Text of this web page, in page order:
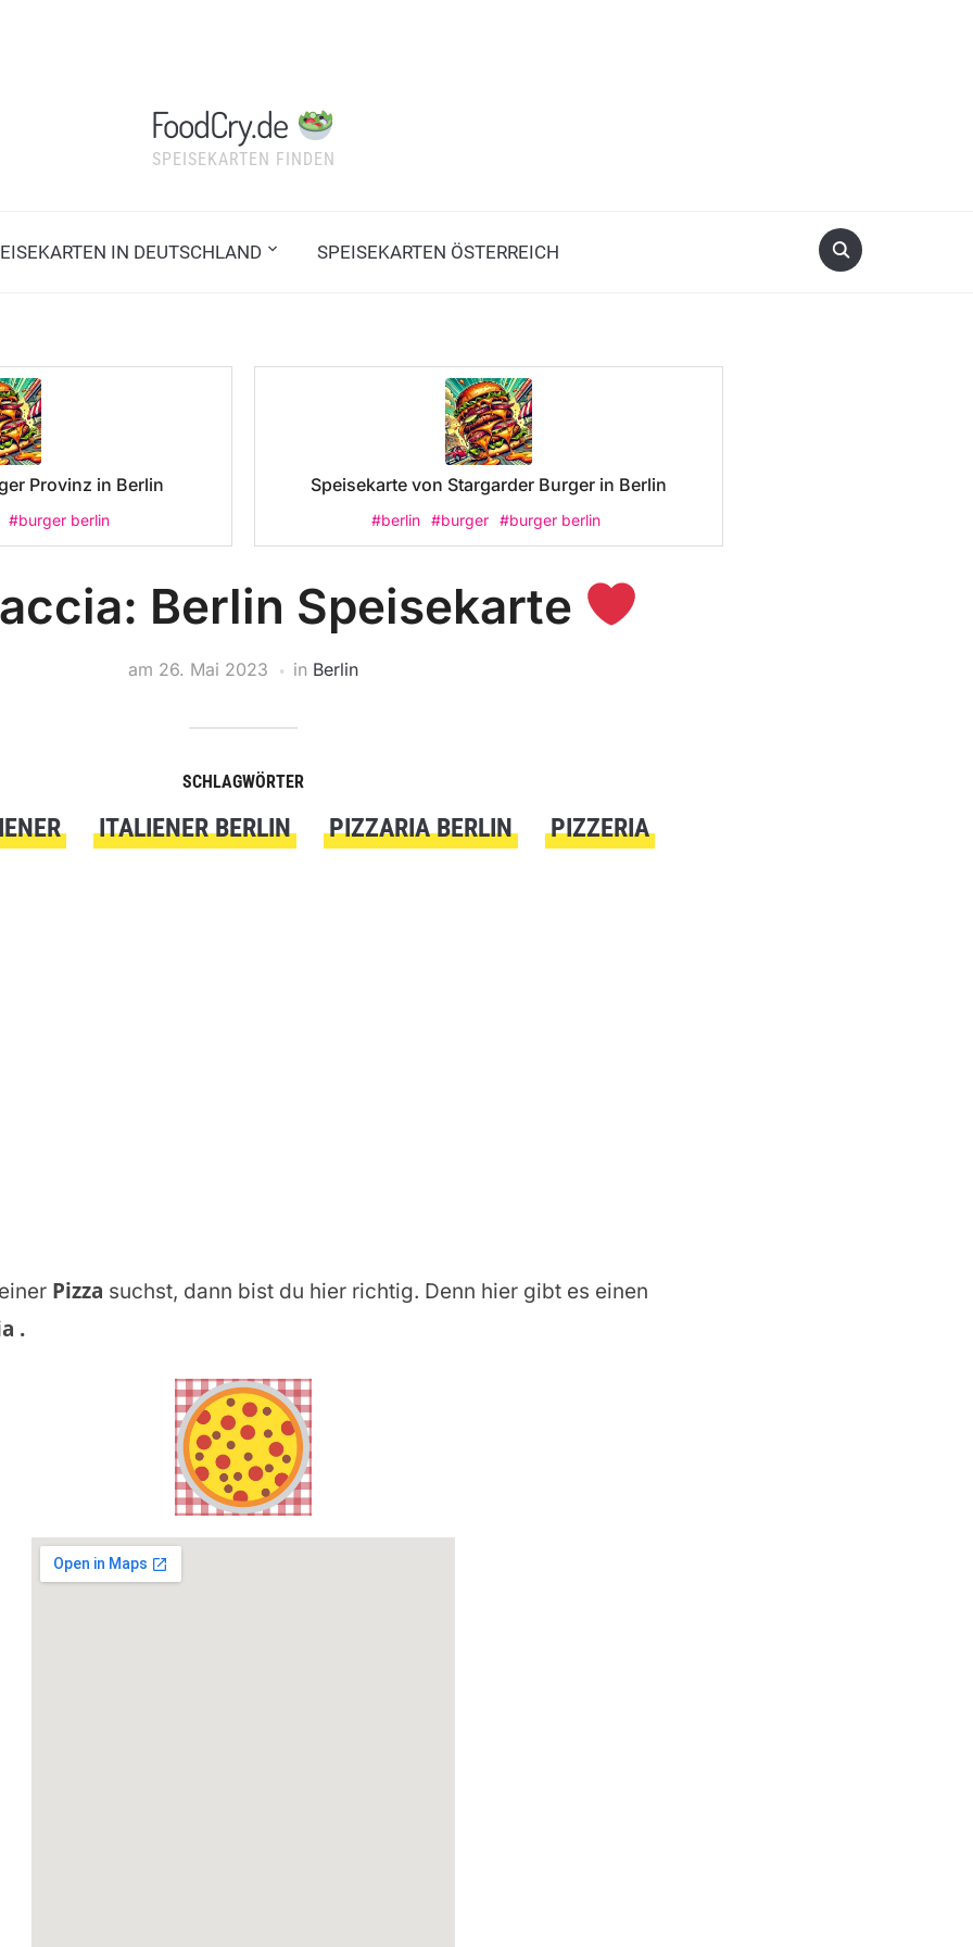
FoodCry.de
SPEISEKARTEN FINDEN
IN DEUTSCHLAND SPEISEKARTEN ÖSTERREICH
Provinz in Berlin
#burger berlin
Speisekarte von Stargarder Burger in Berlin
#berlin #burger #burger berlin
Berlin Speisekarte
am 26. Mai 2023 in Berlin
SCHLAGWÖRTER
ITALIENER BERLIN PIZZARIA BERLIN PIZZERIA
Pizza suchst, dann bist du hier richtig. Denn hier gibt es einen
.